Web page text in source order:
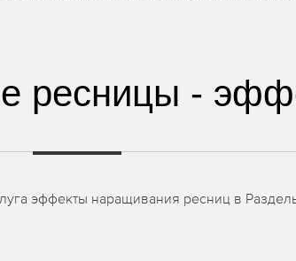
ресницы -
эффекты наращивания ресниц в